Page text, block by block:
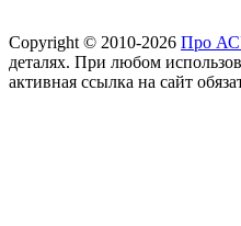
Copyright © 2010-2026 Про
деталях. При любом
активная ссылка на сайт